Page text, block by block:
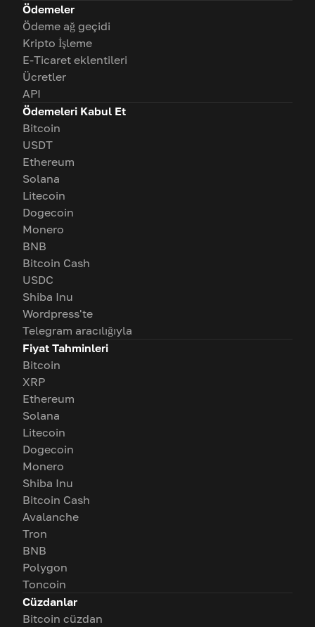
Ödemeler
Ödeme ağ geçidi
Kripto İşleme
E-Ticaret eklentileri
Ücretler
API
Ödemeleri Kabul Et
Bitcoin
USDT
Ethereum
Solana
Litecoin
Dogecoin
Monero
BNB
Bitcoin Cash
USDC
Shiba Inu
Wordpress'te
Telegram aracılığıyla
Fiyat Tahminleri
Bitcoin
XRP
Ethereum
Solana
Litecoin
Dogecoin
Monero
Shiba Inu
Bitcoin Cash
Avalanche
Tron
BNB
Polygon
Toncoin
Cüzdanlar
Bitcoin cüzdan